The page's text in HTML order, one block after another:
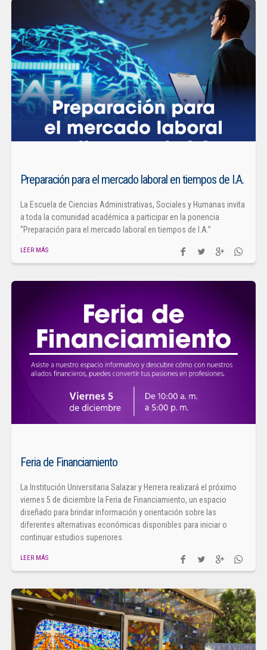
Preparación para el mercado laboral en tiempos de I.A.
La Escuela de Ciencias Administrativas, Sociales y Humanas invita
a toda la comunidad académica a participar en la ponencia
“Preparación para el mercado laboral en tiempos de I.A.”
LEER MÁS
Feria de Financiamiento
La Institución Universitaria Salazar y Herrera realizará el próximo
viernes 5 de diciembre la Feria de Financiamiento, un espacio
diseñado para brindar información y orientación sobre las
diferentes alternativas económicas disponibles para iniciar o
continuar estudios superiores.
LEER MÁS